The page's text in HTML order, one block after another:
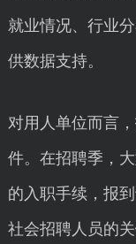
就业情况、行业
供数据支持。
对用人单位而言
件。在招聘季，
的入职手续，报
社会招聘人员的